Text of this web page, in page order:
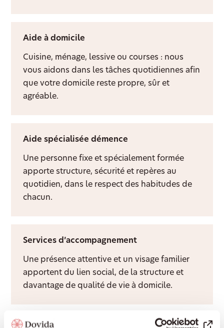
Aide à domicile
Cuisine, ménage, lessive ou courses : nous
vous aidons dans les tâches quotidiennes afin
que votre domicile reste propre, sûr et
agréable.
Aide spécialisée démence
Une personne fixe et spécialement formée
apporte structure, sécurité et repères au
quotidien, dans le respect des habitudes de
chacun.
Services d’accompagnement
Une présence attentive et un visage familier
apportent du lien social, de la structure et
davantage de qualité de vie à domicile.